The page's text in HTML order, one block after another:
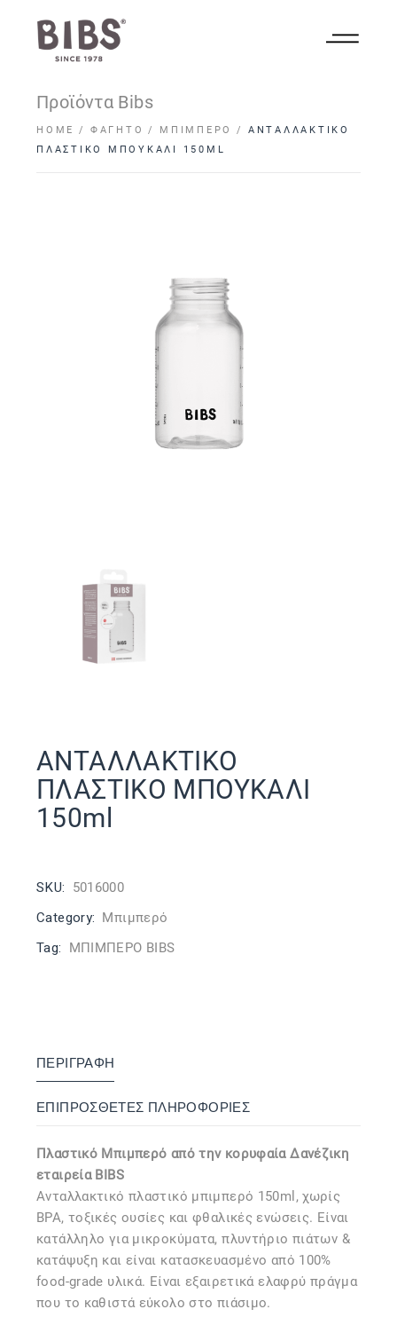
Προϊόντα Bibs
HOME ΦΑΓΗΤΌ ΜΠΙΜΠΕΡΌ
ΑΝΤΑΛΛΑΚΤΙΚΟ
ΠΛΑΣΤΙΚΟ ΜΠΟΥΚΑΛΙ 150ML
ΑΝΤΑΛΛΑΚΤΙΚΟ
ΠΛΑΣΤΙΚΟ ΜΠΟΥΚΑΛΙ
150ml
SKU: 5016000
Category: Μπιμπερό
Tag: ΜΠΙΜΠΕΡΟ BIBS
ΠΕΡΙΓΡΑΦΉ
ΕΠΙΠΡΌΣΘΕΤΕΣ ΠΛΗΡΟΦΟΡΊΕΣ
Πλαστικό Μπιμπερό από την κορυφαία Δανέζικη
εταιρεία BIBS
Ανταλλακτικό πλαστικό μπιμπερό 150ml, χωρίς
BPA, τοξικές ουσίες και φθαλικές ενώσεις. Είναι
κατάλληλο για μικροκύματα, πλυντήριο πιάτων &
κατάψυξη και είναι κατασκευασμένο από 100%
food-grade υλικά. Είναι εξαιρετικά ελαφρύ πράγμα
που το καθιστά εύκολο στο πιάσιμο.